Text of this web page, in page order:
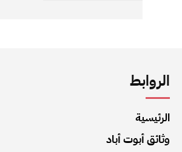
الروابط
الرئيسية
وثائق أبوت أباد